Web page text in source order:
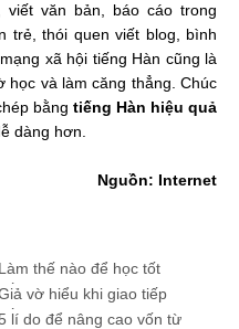
văn bản, báo cáo trong
trẻ, thói quen viết blog, bình
xã hội tiếng Hàn cũng là
học và làm căng thẳng. Chúc
bằng tiếng Hàn hiệu quả
dàng hơn.
Nguồn: Internet
Làm thế nào để học tốt
Hàn
vờ hiểu khi giao tiếp
tiếng Hàn
lí do để nâng cao vốn từ